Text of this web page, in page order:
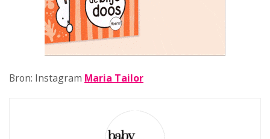
Bron: Instagram Maria Tailor